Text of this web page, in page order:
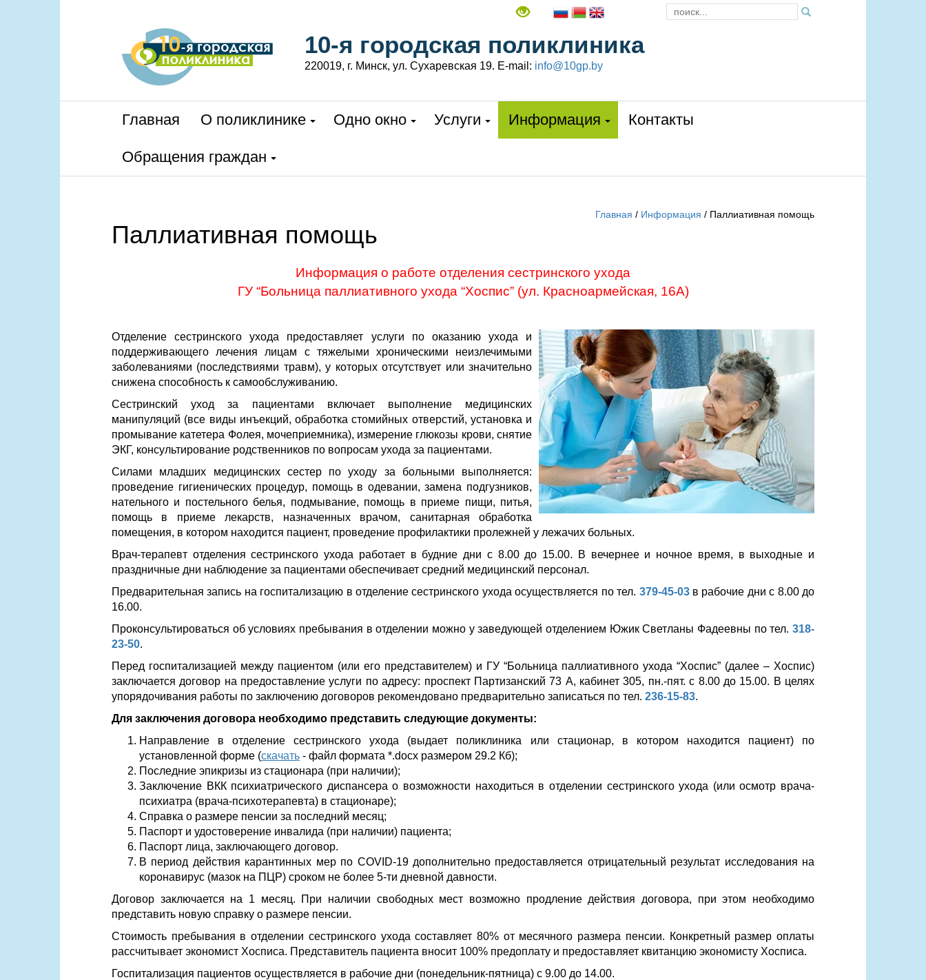
10-я городская поликлиника
220019, г. Минск, ул. Сухаревская 19. E-mail: info@10gp.by
Главная О поликлинике Одно окно Услуги Информация Контакты
Обращения граждан
Главная / Информация / Паллиативная помощь
Паллиативная помощь
Информация о работе отделения сестринского ухода
ГУ “Больница паллиативного ухода “Хоспис” (ул. Красноармейская, 16А)
Отделение сестринского ухода предоставляет услуги по оказанию ухода и
поддерживающего лечения лицам с тяжелыми хроническими неизлечимыми
заболеваниями (последствиями травм), у которых отсутствует или значительно
снижена способность к самообслуживанию.
Сестринский уход за пациентами включает выполнение медицинских
манипуляций (все виды инъекций, обработка стомийных отверстий, установка и
промывание катетера Фолея, мочеприемника), измерение глюкозы крови, снятие
ЭКГ, консультирование родственников по вопросам ухода за пациентами.
Силами младших медицинских сестер по уходу за больными выполняется:
проведение гигиенических процедур, помощь в одевании, замена подгузников,
нательного и постельного белья, подмывание, помощь в приеме пищи, питья,
помощь в приеме лекарств, назначенных врачом, санитарная обработка
помещения, в котором находится пациент, проведение профилактики пролежней у лежачих больных.
Врач-терапевт отделения сестринского ухода работает в будние дни с 8.00 до 15.00. В вечернее и ночное время, в выходные и
праздничные дни наблюдение за пациентами обеспечивает средний медицинский персонал.
Предварительная запись на госпитализацию в отделение сестринского ухода осуществляется по тел. 379-45-03в рабочие дни с 8.00 до
16.00.
Проконсультироваться об условиях пребывания в отделении можно у заведующей отделением Южик Светланы Фадеевны по тел. 318-
23-50.
Перед госпитализацией между пациентом (или его представителем) и ГУ “Больница паллиативного ухода “Хоспис” (далее – Хоспис)
заключается договор на предоставление услуги по адресу: проспект Партизанский 73 А, кабинет 305, пн.-пят. с 8.00 до 15.00. В целях
упорядочивания работы по заключению договоров рекомендовано предварительно записаться по тел. 236-15-83.
Для заключения договора необходимо представить следующие документы:
Направление в отделение сестринского ухода (выдает поликлиника или стационар, в котором находится пациент) по
установленной форме (скачать - файл формата *.docx размером 29.2 Кб);
Последние эпикризы из стационара (при наличии);
Заключение ВКК психиатрического диспансера о возможности находиться в отделении сестринского ухода (или осмотр врача-
психиатра (врача-психотерапевта) в стационаре);
Справка о размере пенсии за последний месяц;
Паспорт и удостоверение инвалида (при наличии) пациента;
Паспорт лица, заключающего договор.
В период действия карантинных мер по COVID-19 дополнительно предоставляется отрицательный результат исследования на
коронавирус (мазок на ПЦР) сроком не более 5-ти дневной давности.
Договор заключается на 1 месяц. При наличии свободных мест возможно продление действия договора, при этом необходимо
представить новую справку о размере пенсии.
Стоимость пребывания в отделении сестринского ухода составляет 80% от месячного размера пенсии. Конкретный размер оплаты
рассчитывает экономист Хосписа. Представитель пациента вносит 100% предоплату и предоставляет квитанцию экономисту Хосписа.
Госпитализация пациентов осуществляется в рабочие дни (понедельник-пятница) с 9.00 до 14.00.